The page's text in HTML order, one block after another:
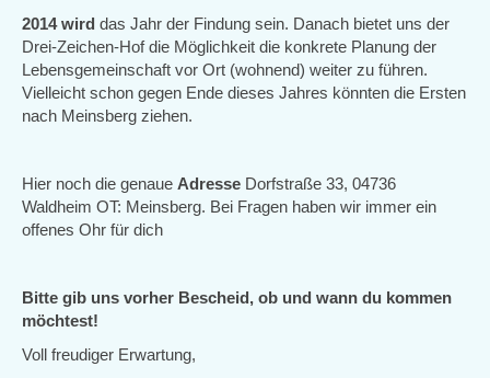
2014 wird das Jahr der Findung sein. Danach bietet uns der
Drei-Zeichen-Hof die Möglichkeit die konkrete Planung der
Lebensgemeinschaft vor Ort (wohnend) weiter zu führen.
Vielleicht schon gegen Ende dieses Jahres könnten die Ersten
nach Meinsberg ziehen.
Hier noch die genaue Adresse Dorfstraße 33, 04736
Waldheim OT: Meinsberg. Bei Fragen haben wir immer ein
offenes Ohr für dich
Bitte gib uns vorher Bescheid, ob und wann du kommen
möchtest!
Voll freudiger Erwartung,